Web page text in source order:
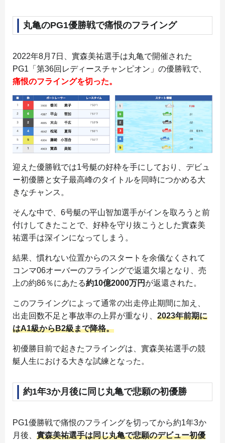
丸亀のPG1優勝戦で痛恨のフライング
2022年8月7日、實森美祐選手は丸亀で開催された
PG1「第36回レディースチャンピオン」の優勝戦で、
痛恨のフライングを切った。
迎えた優勝戦では1号艇の好枠を手にしており、デビュ
ー初優勝と女子最高峰のタイトルを同時につかめる大
きなチャンス。
そんな中で、6号艇の平山智加選手がインを取ろうと前
付けしてきたことで、好枠を守り抜こうとした實森美
祐選手は深インになってしまう。
結果、慣れない位置からのスタートを余儀なくされて
コンマ06オーバーのフライングで返還欠場となり、売
上の約86％にあたる約10億2000万円 が返還された。
このフライングによって通常の出走停止期間に加え、
出走回数不足と事故率の上昇が重なり、 2023年前期に
はA1級からB2級まで降格。
初優勝目前で起きたフライングは、實森美祐選手の競
艇人生における大きな試練となった。
約1年3か月後に同じ丸亀で悲願の初優勝
PG1優勝戦で痛恨のフライングを切ってから約1年3か
月後、 實森美祐選手は同じ丸亀で悲願のデビュー初優